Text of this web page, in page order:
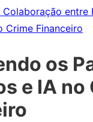
Colaboração entre
Crime Financeiro
os
e IA no